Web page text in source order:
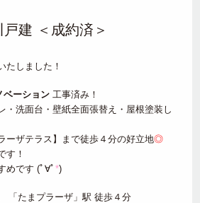
戸建 ＜成約済＞
たしました！
ベーション 工事済み！
・洗面台・壁紙全面張替え・屋根塗装し
ーザテラス】まで徒歩４分の好立地◎
す！
めです (ﾟ∀ﾟ*)
「たまプラーザ」駅 徒歩４分